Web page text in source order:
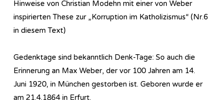
Hinweise von Christian Modehn mit einer von Weber
inspirierten These zur „Korruption im Katholizismus“ (Nr.6
in diesem Text)
Gedenktage sind bekanntlich Denk-Tage: So auch die
Erinnerung an Max Weber, der vor 100 Jahren am 14.
Juni 1920, in München gestorben ist. Geboren wurde er
am 21.4.1864 in Erfurt.